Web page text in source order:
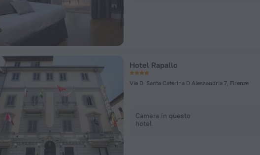
Hotel Rapallo
Via Di Santa Caterina D Alessandria 7, Firenze
Camera in questo
hotel